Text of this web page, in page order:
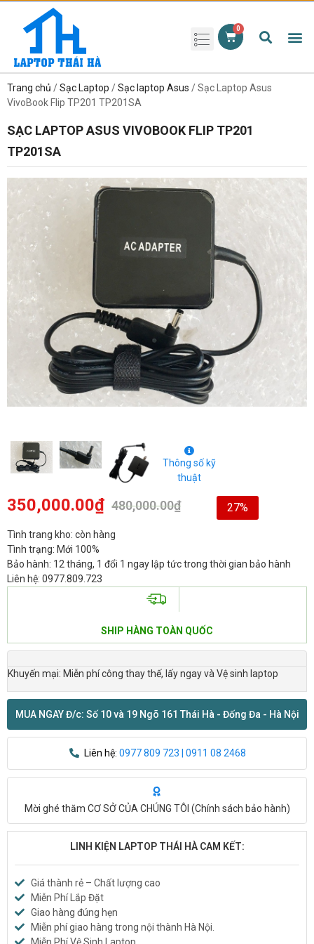
Trang chủ /Sạc Laptop /Sạc laptop Asus / Sạc Laptop Asus
VivoBook Flip TP201 TP201SA
SẠC LAPTOP ASUS VIVOBOOK FLIP TP201
TP201SA
Thông số kỹ
thuật
480,000.00₫
350,000.00₫ 27%
Tình trang kho: còn hàng
Tình trạng: Mới 100%
Bảo hành: 12 tháng, 1 đổi 1 ngay lập tức trong thời gian bảo hành
Liên hệ: 0977.809.723
SHIP HÀNG TOÀN QUỐC
Khuyến mại: Miễn phí công thay thế, lấy ngay và Vệ sinh laptop
MUA NGAY Đ/c: Số 10 và 19 Ngõ 161 Thái Hà - Đống Đa - Hà Nội
Liên hệ: 0977 809 723 | 0911 08 2468
Mời ghé thăm CƠ SỞ CỦA CHÚNG TÔI (Chính sách bảo hành)
LINH KIỆN LAPTOP THÁI HÀ CAM KẾT:
Giá thành rẻ – Chất lượng cao
Miễn Phí Lắp Đặt
Giao hàng đúng hẹn
Miễn phí giao hàng trong nội thành Hà Nội.
Miễn Phí Vệ Sinh Laptop